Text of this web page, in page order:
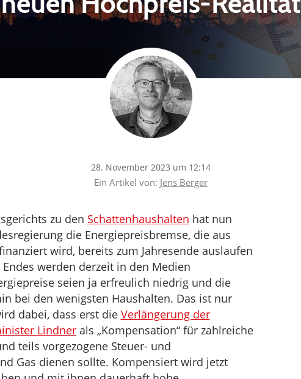
28. November 2023 um 12:14
Ein Artikel von: Jens Berger
zu den Schattenhaushalten hat nun
die Energiepreisbremse, die aus
wird, bereits zum Jahresende auslaufen
werden derzeit in den Medien
seien ja erfreulich niedrig und die
bei den wenigsten Haushalten. Das ist nur
dabei, dass erst die Verlängerung der
Lindnerals „Kompensation“ für zahlreiche
teils vorgezogene Steuer- und
Gas dienen sollte. Kompensiert wird jetzt